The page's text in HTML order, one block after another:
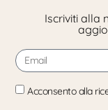
Iscriviti alla
Acconsento alla